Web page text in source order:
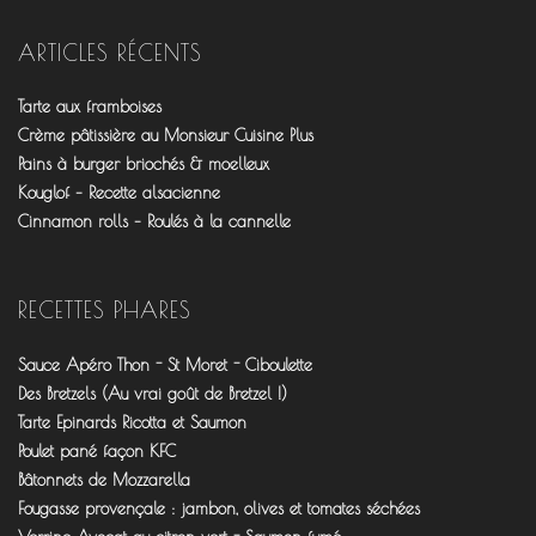
fourchettesflo
sur
@fourchettesflo
sur
fleurjeanne
sur
ARTICLES RÉCENTS
Tarte aux framboises
Crème pâtissière au Monsieur Cuisine Plus
Pains à burger briochés & moelleux
Kouglof – Recette alsacienne
Cinnamon rolls – Roulés à la cannelle
RECETTES PHARES
Sauce Apéro Thon - St Moret - Ciboulette
Des Bretzels (Au vrai goût de Bretzel !)
Tarte Epinards Ricotta et Saumon
Poulet pané façon KFC
Bâtonnets de Mozzarella
Fougasse provençale : jambon, olives et tomates séchées